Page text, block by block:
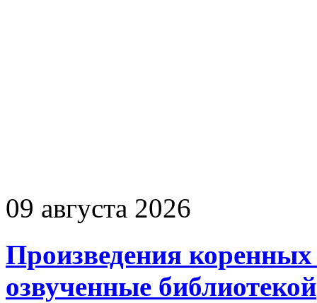
09 августа 2026
Произведения
озвученные библиотекой